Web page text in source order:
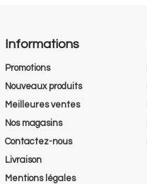
Informations
Promotions
Nouveaux produits
Meilleures ventes
Nos magasins
Contactez-nous
Livraison
Mentions légales